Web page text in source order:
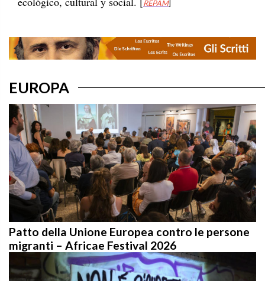
Patto della Unione Europea contro le persone
migranti – Africae Festival 2026